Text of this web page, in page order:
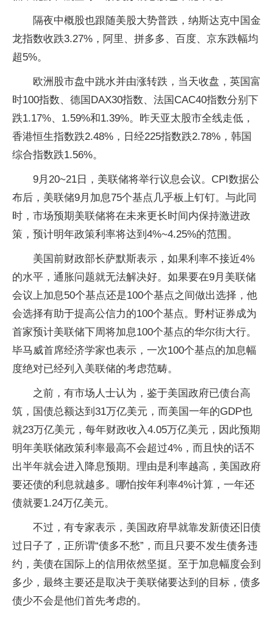
隔夜中概股也跟随美股大势普跌，纳斯达克中国金
龙指数收跌3.27%，阿里、拼多多、百度、京东跌幅均
超5%。
欧洲股市盘中跳水并由涨转跌，当天收盘，英国富
时100指数、德国DAX30指数、法国CAC40指数分别下
跌1.17%、1.59%和1.39%。昨天亚太股市全线走低，
香港恒生指数跌2.48%，日经225指数跌2.78%，韩国
综合指数跌1.56%。
9月20~21日，美联储将举行议息会议。CPI数据公
布后，美联储9月加息75个基点几乎板上钉钉。与此同
时，市场预期美联储将在未来更长时间内保持激进政
策，预计明年政策利率将达到4%~4.25%的范围。
美国前财政部长萨默斯表示，如果利率不接近4%
的水平，通胀问题就无法解决好。如果要在9月美联储
会议上加息50个基点还是100个基点之间做出选择，他
会选择有助于提高公信力的100个基点。野村证券成为
首家预计美联储下周将加息100个基点的华尔街大行。
毕马威首席经济学家也表示，一次100个基点的加息幅
度绝对已经列入美联储的考虑范畴。
之前，有市场人士认为，鉴于美国政府已债台高
筑，国债总额达到31万亿美元，而美国一年的GDP也
就23万亿美元，每年财政收入4.05万亿美元，因此预期
明年美联储政策利率最高不会超过4%，而且快的话不
出半年就会进入降息预期。理由是利率越高，美国政府
要还债的利息就越多。哪怕按年利率4%计算，一年还
债就要1.24万亿美元。
不过，有专家表示，美国政府早就靠发新债还旧债
过日子了，正所谓“债多不愁”，而且只要不发生债务违
约，美债在国际上的信用依然坚挺。至于加息幅度会到
多少，最终主要还是取决于美联储要达到的目标，债多
债少不会是他们首先考虑的。